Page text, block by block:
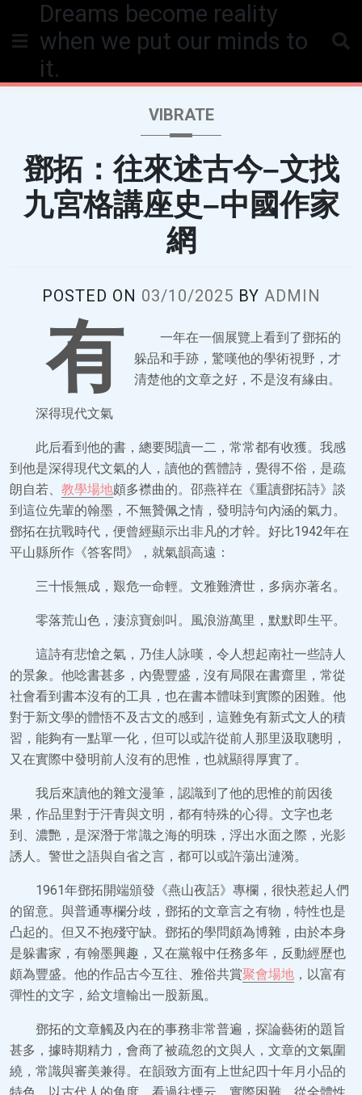
content
Dreams become reality
when we put our minds to
it.
VIBRATE
鄧拓：往來述古今–文找
九宮格講座史–中國作家
網
POSTED ON 03/10/2025 BY ADMIN
有
一年在一個展覽上看到了鄧拓的
躲品和手跡，驚嘆他的學術視野，才
清楚他的文章之好，不是沒有緣由。
深得現代文氣
此后看到他的書，總要閱讀一二，常常都有收獲。我感
到他是深得現代文氣的人，讀他的舊體詩，覺得不俗，是疏
朗自若、 教學場地頗多襟曲的。邵燕祥在《重讀鄧拓詩》談
到這位先輩的翰墨，不無贊佩之情，發明詩句內涵的氣力。
鄧拓在抗戰時代，便曾經顯示出非凡的才幹。好比1942年在
平山縣所作《答客問》，就氣韻高遠：
三十悵無成，艱危一命輕。文雅難濟世，多病亦著名。
零落荒山色，淒涼寶劍叫。風浪游萬里，默默即生平。
這詩有悲愴之氣，乃佳人詠嘆，令人想起南社一些詩人
的景象。他唸書甚多，內覺豐盛，沒有局限在書齋里，常從
社會看到書本沒有的工具，也在書本體味到實際的困難。他
對于新文學的體悟不及古文的感到，這難免有新式文人的積
習，能夠有一點單一化，但可以或許從前人那里汲取聰明，
又在實際中發明前人沒有的思惟，也就顯得厚實了。
我后來讀他的雜文漫筆，認識到了他的思惟的前因後
果，作品里對于汗青與文明，都有特殊的心得。文字也老
到、濃艷，是深潛于常識之海的明珠，浮出水面之際，光影
誘人。警世之語與自省之言，都可以或許蕩出漣漪。
1961年鄧拓開端頒發《燕山夜話》專欄，很快惹起人們
的留意。與普通專欄分歧，鄧拓的文章言之有物，特性也是
凸起的。但又不抱殘守缺。鄧拓的學問頗為博雜，由於本身
是躲書家，有翰墨興趣，又在黨報中任務多年，反動經歷也
頗為豐盛。他的作品古今互往、雅俗共賞聚會場地 ，以富有
彈性的文字，給文壇輸出一股新風。
鄧拓的文章觸及內在的事務非常普遍，探論藝術的題旨
甚多，據時期精力，會商了被疏忽的文與人，文章的文氣圍
繞，常識與審美兼得。在韻致方面有上世紀四十年月小品的